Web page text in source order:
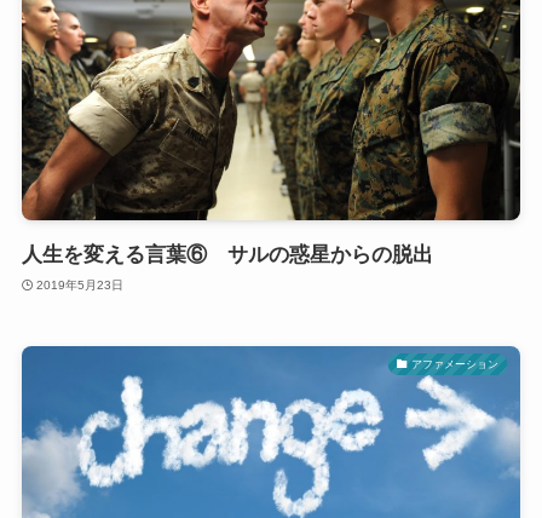
人生を変える言葉⑥ サルの惑星からの脱出
2019年5月23日
アファメーション